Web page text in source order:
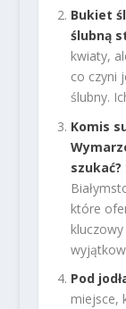
Bukiet
ślubną
kwiaty,
co czyni
ślubny.
Komis
szukać?
które
Pod
miejsce,